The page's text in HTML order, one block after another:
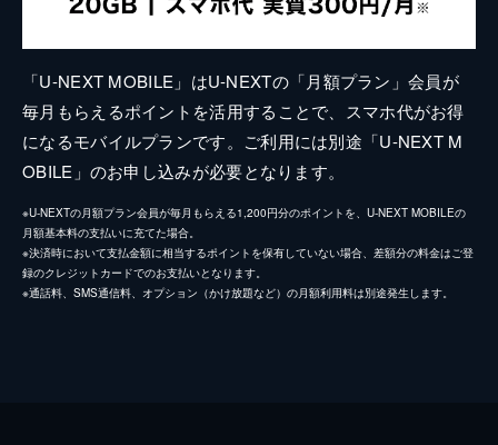
「U-NEXT MOBILE」はU-NEXTの「月額プラン」会員が
毎月もらえるポイントを活用することで、スマホ代がお得
になるモバイルプランです。ご利用には別途「U-NEXT M
OBILE」のお申し込みが必要となります。
※U-NEXTの月額プラン会員が毎月もらえる1,200円分のポイントを、U-NEXT MOBILEの
月額基本料の支払いに充てた場合。
※決済時において支払金額に相当するポイントを保有していない場合、差額分の料金はご登
録のクレジットカードでのお支払いとなります。
※通話料、SMS通信料、オプション（かけ放題など）の月額利用料は別途発生します。